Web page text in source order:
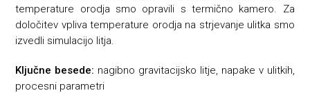
temperature orodja smo opravili s termično kamero. Za
določitev vpliva temperature orodja na strjevanje ulitka smo
izvedli simulacijo litja.
Ključne besede: nagibno gravitacijsko litje, napake v ulitkih,
procesni parametri